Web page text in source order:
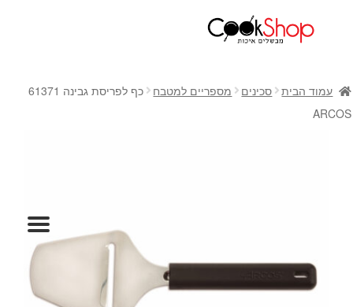
חנות
כלי בישול
סכינים
אפייה
עמוד הבית סכינים מספריים למטבח
כף לפריסת גבינה 61371
ARCOS